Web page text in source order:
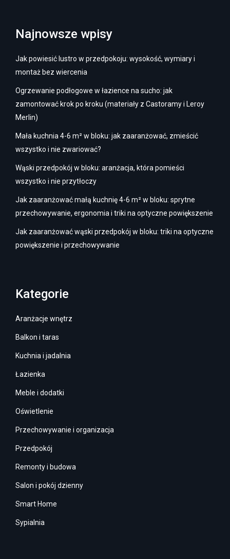
Najnowsze wpisy
Jak powiesić lustro w przedpokoju: wysokość, wymiary i
montaż bez wiercenia
Ogrzewanie podłogowe w łazience na sucho: jak
zamontować krok po kroku (materiały z Castoramy i Leroy
Merlin)
Mała kuchnia 4-6 m² w bloku: jak zaaranżować, zmieścić
wszystko i nie zwariować?
Wąski przedpokój w bloku: aranżacja, która pomieści
wszystko i nie przytłoczy
Jak zaaranżować małą kuchnię 4-6 m² w bloku: sprytne
przechowywanie, ergonomia i triki na optyczne powiększenie
Jak zaaranżować wąski przedpokój w bloku: triki na optyczne
powiększenie i przechowywanie
Kategorie
Aranżacje wnętrz
Balkon i taras
Kuchnia i jadalnia
Łazienka
Meble i dodatki
Oświetlenie
Przechowywanie i organizacja
Przedpokój
Remonty i budowa
Salon i pokój dzienny
Smart Home
Sypialnia